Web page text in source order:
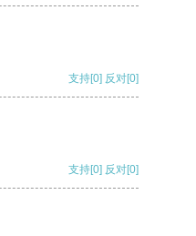
支持[0] 反对[0]
支持[0] 反对[0]